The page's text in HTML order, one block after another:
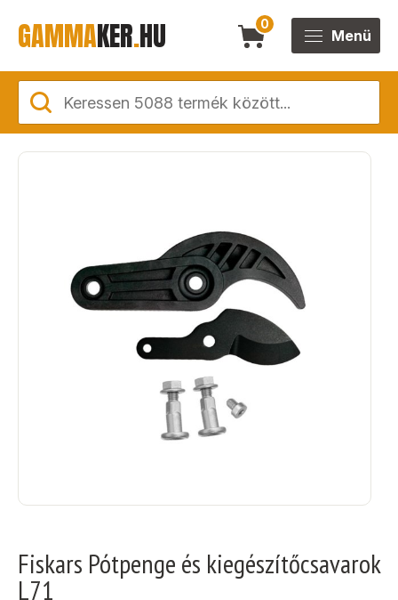
GAMMAKER.HU 0
Menü
Fiskars Pótpenge és kiegészítőcsavarok
L71